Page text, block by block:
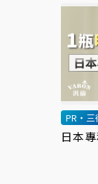
PR・
日本